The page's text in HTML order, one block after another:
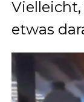
etwas